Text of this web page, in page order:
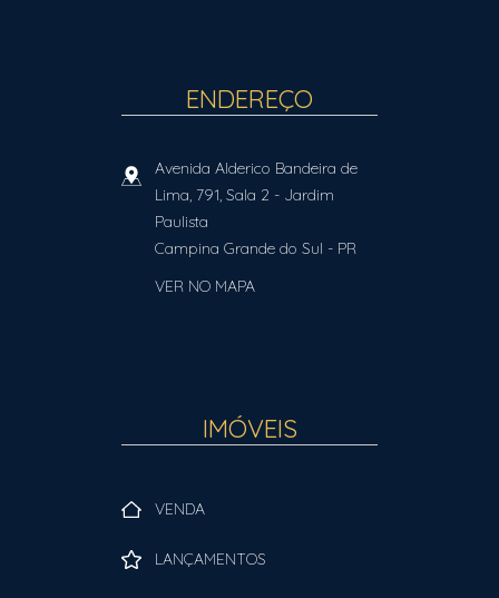
ENDEREÇO
Avenida Alderico Bandeira de
Lima, 791, Sala 2 - Jardim
Paulista
Campina Grande do Sul - PR
VER NO MAPA
IMÓVEIS
VENDA
LANÇAMENTOS